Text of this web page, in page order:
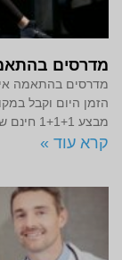
מדרסים
הזמן היום וקבל
מבצע 1+1+1 חינם שאסור לפספס! מדרסים בהתאמה
קרא עוד »